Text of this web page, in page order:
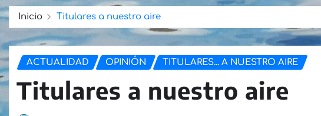
Inicio Titulares a nuestro aire
ACTUALIDAD OPINIÓN TITULARES... A NUESTRO AIRE
Titulares a nuestro aire